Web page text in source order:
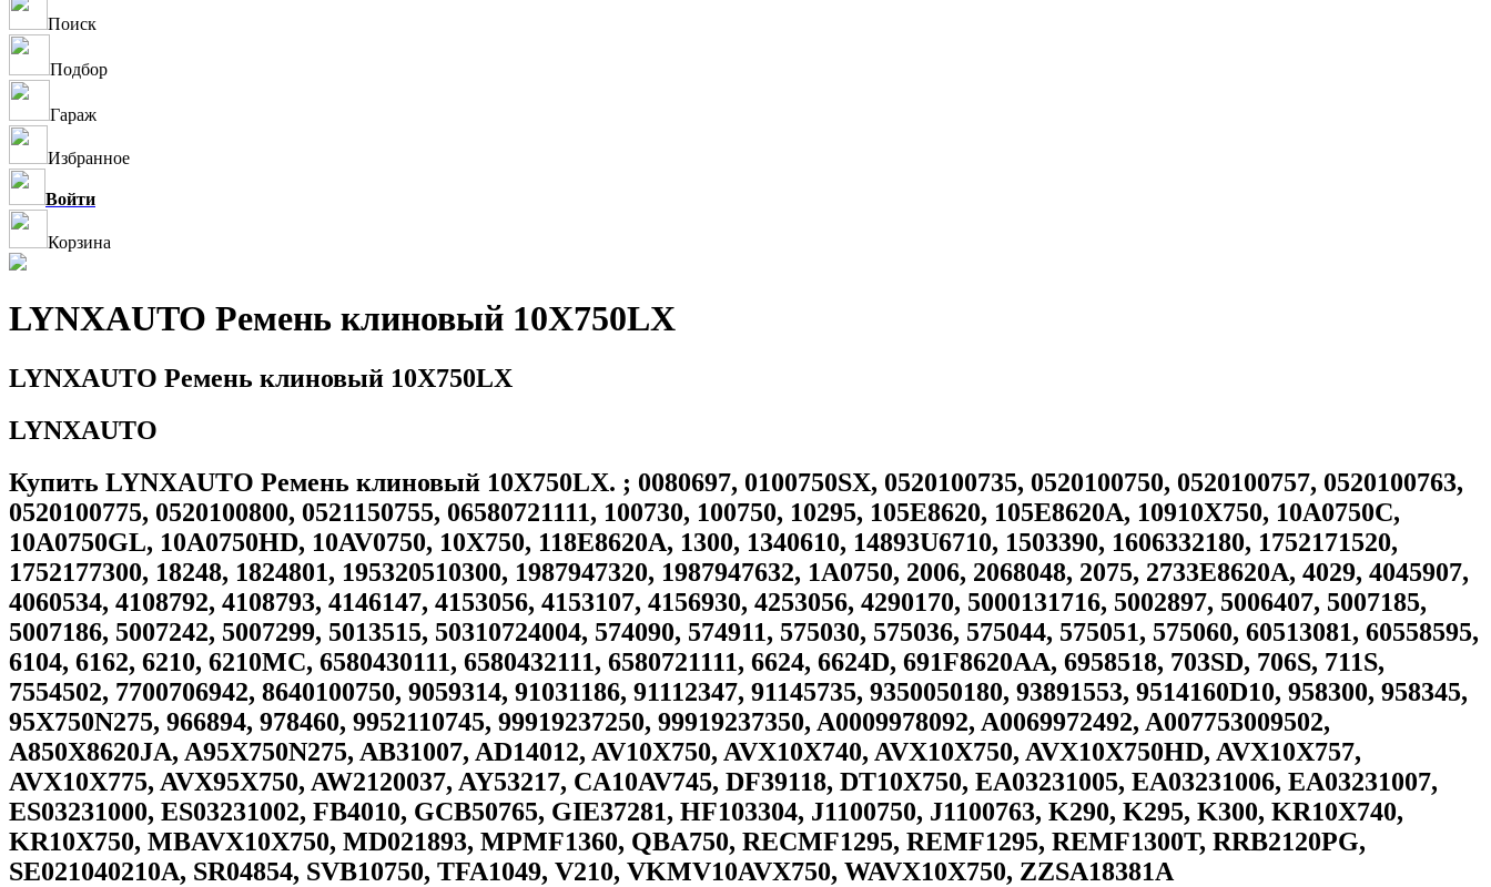
Поиск
Подбор
Гараж
Избранное
Войти
Корзина
LYNXAUTO Ремень клиновый 10X750LX
LYNXAUTO Ремень клиновый 10X750LX
LYNXAUTO
Купить LYNXAUTO Ремень клиновый 10X750LX. ; 0080697, 0100750SX, 0520100735, 0520100750, 0520100757, 0520100763,
0520100775, 0520100800, 0521150755, 06580721111, 100730, 100750, 10295, 105E8620, 105E8620A, 10910X750, 10A0750C,
10A0750GL, 10A0750HD, 10AV0750, 10X750, 118E8620A, 1300, 1340610, 14893U6710, 1503390, 1606332180, 1752171520,
1752177300, 18248, 1824801, 195320510300, 1987947320, 1987947632, 1A0750, 2006, 2068048, 2075, 2733E8620A, 4029, 4045907,
4060534, 4108792, 4108793, 4146147, 4153056, 4153107, 4156930, 4253056, 4290170, 5000131716, 5002897, 5006407, 5007185,
5007186, 5007242, 5007299, 5013515, 50310724004, 574090, 574911, 575030, 575036, 575044, 575051, 575060, 60513081, 60558595,
6104, 6162, 6210, 6210MC, 6580430111, 6580432111, 6580721111, 6624, 6624D, 691F8620AA, 6958518, 703SD, 706S, 711S,
7554502, 7700706942, 8640100750, 9059314, 91031186, 91112347, 91145735, 9350050180, 93891553, 9514160D10, 958300, 958345,
95X750N275, 966894, 978460, 9952110745, 99919237250, 99919237350, A0009978092, A0069972492, A007753009502,
A850X8620JA, A95X750N275, AB31007, AD14012, AV10X750, AVX10X740, AVX10X750, AVX10X750HD, AVX10X757,
AVX10X775, AVX95X750, AW2120037, AY53217, CA10AV745, DF39118, DT10X750, EA03231005, EA03231006, EA03231007,
ES03231000, ES03231002, FB4010, GCB50765, GIE37281, HF103304, J1100750, J1100763, K290, K295, K300, KR10X740,
KR10X750, MBAVX10X750, MD021893, MPMF1360, QBA750, RECMF1295, REMF1295, REMF1300T, RRB2120PG,
SE021040210A, SR04854, SVB10750, TFA1049, V210, VKMV10AVX750, WAVX10X750, ZZSA18381A